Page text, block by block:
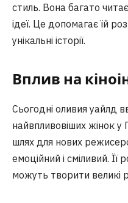
стиль. Вона багато
ідеї. Це допомагає їй
унікальні історії.
Вплив на
Сьогодні оливия уайлд
найвпливовіших жінок у
шлях для нових
емоційний і сміливий.
можуть творити великі